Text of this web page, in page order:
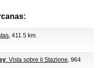
, 411.5 km.
: Vista sobre il Stazione, 964